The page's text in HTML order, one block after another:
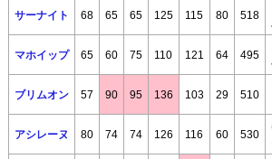
サーナイト 68 65 65 125 115 80 518
マホイップ 65 60 75 110 121 64 495
ブリムオン 57 90 95 136 103 29 510
アシレーヌ 80 74 74 126 116 60 530